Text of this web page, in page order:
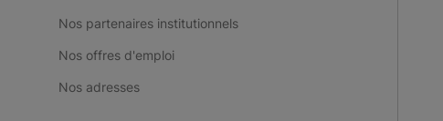
Nos partenaires institutionnels
Nos offres d'emploi
Nos adresses